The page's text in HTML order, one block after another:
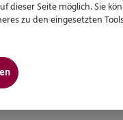
auch
dieser Seite möglich. Sie
zu den eingesetzten